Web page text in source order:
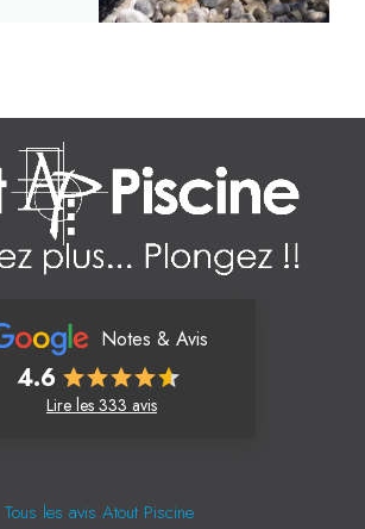
Notes & Avis
4.6
Lire les 333 avis
Tous les avis Atout Piscine